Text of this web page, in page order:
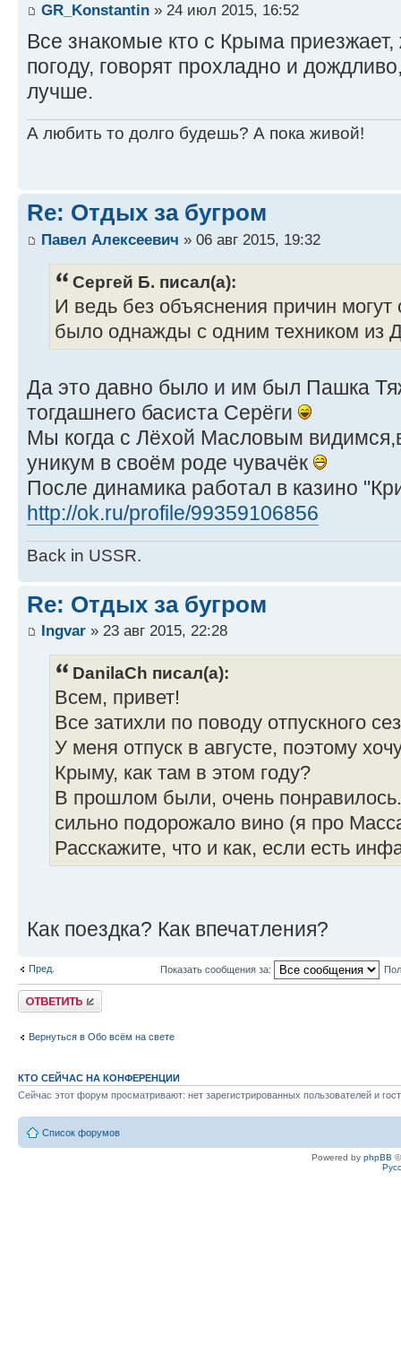
GR_Konstantin » 24 июл 2015, 16:52
Все знакомые кто с Крыма
погоду, говорят прохладно и
лучше.
А любить то долго будешь? А пока живой!
Re: Отдых за бугром
Павел Алексеевич » 06 авг 2015, 19:32
Сергей Б. писал(а):
И ведь без объяснения причин могут
было однажды с одним техником из
Да это давно было и им был Пашка
тогдашнего басиста Серёги
Мы когда с Лёхой Масловым
уникум в своём роде чувачёк
После динамика работал в казино
http://ok.ru/profile/99359106856
Back in USSR.
Re: Отдых за бугром
Ingvar » 23 авг 2015, 22:28
DanilaCh писал(а):
Всем, привет!
Все затихли по поводу отпускного
У меня отпуск в августе, поэтому
Крыму, как там в этом году?
В прошлом были, очень понравилось.
сильно подорожало вино (я про
Расскажите, что и как, если есть
Как поездка? Как впечатления?
Пред. Показать сообщения за:
Ответить
Вернуться в Обо всём на свете
КТО СЕЙЧАС НА КОНФЕРЕНЦИИ
Сейчас этот форум просматривают: нет зарегистрированных пользователей и
Список форумов
Powered by phpBB